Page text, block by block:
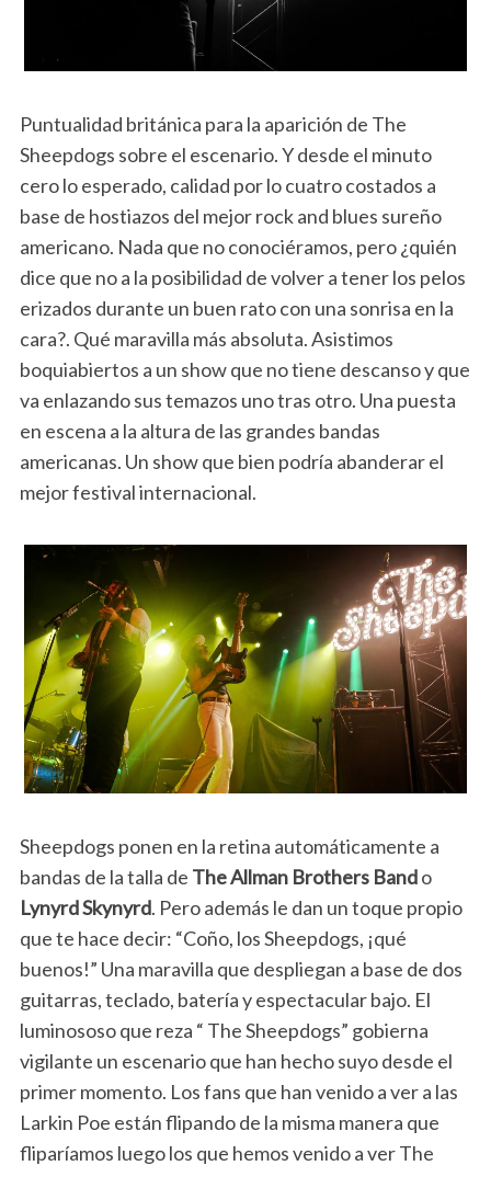
Puntualidad británica para la aparición de The
Sheepdogs sobre el escenario. Y desde el minuto
cero lo esperado, calidad por lo cuatro costados a
base de hostiazos del mejor rock and blues sureño
americano. Nada que no conociéramos, pero ¿quién
dice que no a la posibilidad de volver a tener los pelos
erizados durante un buen rato con una sonrisa en la
cara?. Qué maravilla más absoluta. Asistimos
boquiabiertos a un show que no tiene descanso y que
va enlazando sus temazos uno tras otro. Una puesta
en escena a la altura de las grandes bandas
americanas. Un show que bien podría abanderar el
mejor festival internacional.
Sheepdogs ponen en la retina automáticamente a
bandas de la talla de The Allman Brothers Bando
Lynyrd Skynyrd. Pero además le dan un toque propio
que te hace decir: “Coño, los Sheepdogs, ¡qué
buenos!” Una maravilla que despliegan a base de dos
guitarras, teclado, batería y espectacular bajo. El
luminososo que reza “ The Sheepdogs” gobierna
vigilante un escenario que han hecho suyo desde el
primer momento. Los fans que han venido a ver a las
Larkin Poe están flipando de la misma manera que
fliparíamos luego los que hemos venido a ver The